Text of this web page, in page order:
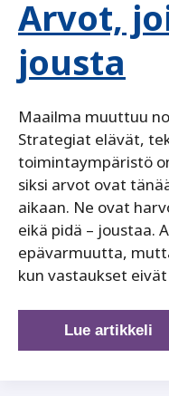
Arvot,
jousta
Maailma muuttuu
Strategiat elävät,
toimintaympäristö
siksi arvot ovat
aikaan. Ne ovat
eikä pidä – joustaa.
epävarmuutta,
kun vastaukset
Arvot,
joista
Lue artikkeli